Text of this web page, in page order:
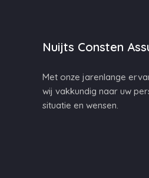
Nuijts Consten
Met onze jarenlange
wij vakkundig naar uw
situatie en wensen.